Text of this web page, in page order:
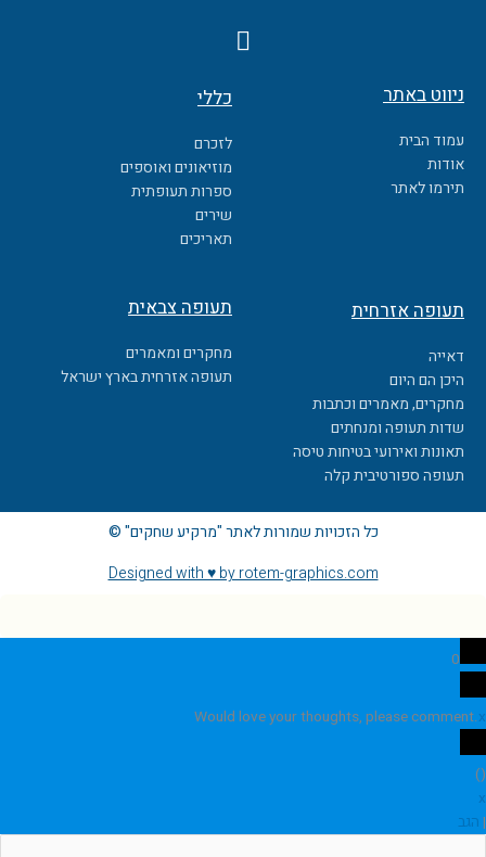
F
a
e
b
o
o
k
ניווט באתר
עמוד הבית
אודות
תירמו לאתר
כללי
לזכרם
מוזיאונים ואוספים
ספרות תעופתית
שירים
תאריכים
תעופה אזרחית
דאייה
היכן הם היום
מחקרים, מאמרים וכתבות
שדות תעופה ומנחתים
תאונות ואירועי בטיחות טיסה
תעופה ספורטיבית קלה
תעופה צבאית
מחקרים ומאמרים
תעופה אזרחית בארץ ישראל
כל הזכויות שמורות לאתר "מרקיע שחקים" ©
Designed with ♥ by rotem-graphics.com
0
Would love your thoughts, please comment.x
(
)
x
| הגב